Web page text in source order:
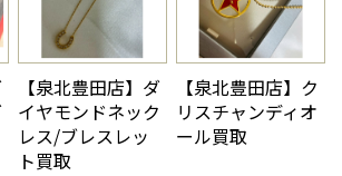
【泉北豊田店】ダ
イヤモンドネック
レス/ブレスレッ
ト買取
【泉北豊田店】ク
リスチャンディオ
ール買取